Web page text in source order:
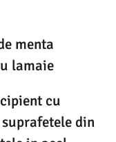
menta
lamaie
cu
din